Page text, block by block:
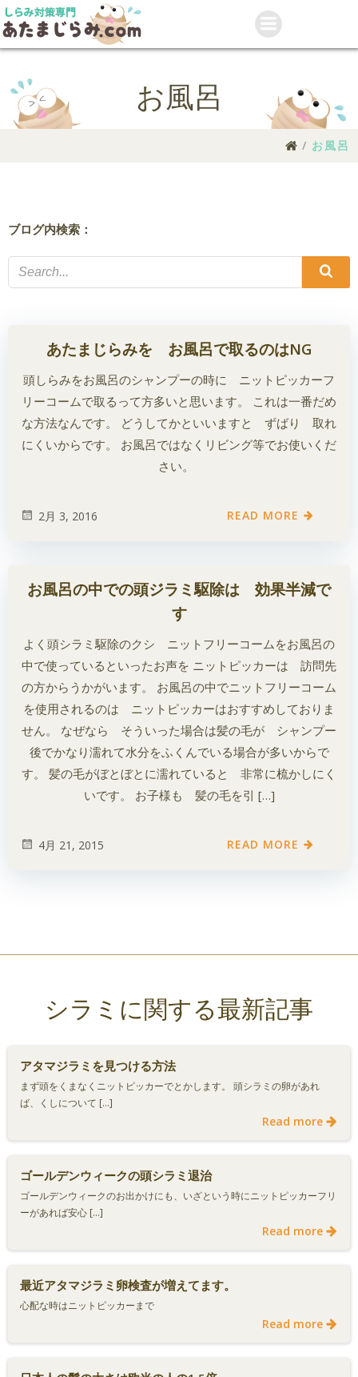
へ
ス
お風呂
お風呂
ブログ内検索：
あたまじらみを お風呂で取るのはNG
頭しらみをお風呂のシャンプーの時に ニットピッカーフ
リーコームで取るって方多いと思います。 これは一番だめ
な方法なんです。 どうしてかといいますと ずばり 取れ
にくいからです。 お風呂ではなくリビング等でお使いくだ
さい。
2月 3, 2016 READ MORE
お風呂の中での頭ジラミ駆除は 効果半減で
す
よく頭シラミ駆除のクシ ニットフリーコームをお風呂の
中で使っているといったお声を ニットピッカーは 訪問先
の方からうかがいます。 お風呂の中でニットフリーコーム
を使用されるのは ニットピッカーはおすすめしておりま
せん。 なぜなら そういった場合は髪の毛が シャンプー
後でかなり濡れて水分をふくんでいる場合が多いからで
す。 髪の毛がぼとぼとに濡れていると 非常に梳かしにく
いです。 お子様も 髪の毛を引 […]
4月 21, 2015 READ MORE
シラミに関する最新記事
アタマジラミを見つける方法
まず頭をくまなくニットピッカーでとかします。 頭シラミの卵があれ
ば、くしについて […]
Read more
ゴールデンウィークの頭シラミ退治
ゴールデンウィークのお出かけにも、いざという時にニットピッカーフリ
ーがあれば安心 […]
Read more
最近アタマジラミ卵検査が増えてます。
心配な時はニットピッカーまで
Read more